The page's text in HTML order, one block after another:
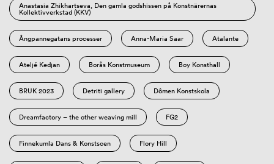
Anastasia Zhikhartseva, Den gamla godshissen på Konstnärernas
Kollektivverkstad (KKV)
Ångpannegatans processer Anna-Maria Saar Atalante
Ateljé Kedjan Borås Konstmuseum Boy Konsthall
BRUK 2023 Detriti gallery Dômen Konstskola
Dreamfactory – the other weaving mill FG2
Finnekumla Dans & Konstscen Flory Hill